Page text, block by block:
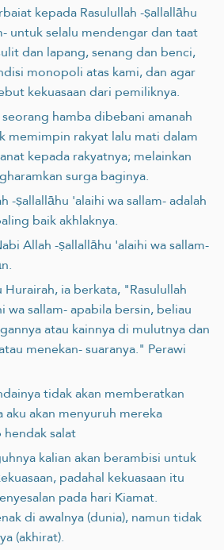
kepada Rasulullah -ṣallallāhu
untuk selalu mendengar dan taat
dan lapang, senang dan benci,
monopoli atas kami, dan agar
kekuasaan dari pemiliknya.
hamba dibebani amanah
memimpin rakyat lalu mati dalam
‎kepada rakyatnya; melainkan
surga baginya.‎
-ṣallallāhu 'alaihi wa sallam- adalah
baik akhlaknya.
Allah -ṣallallāhu 'alaihi wa sallam-
ia berkata, "Rasulullah
wa sallam- apabila bersin, beliau
atau kainnya di mulutnya dan
menekan- suaranya." Perawi
tidak akan memberatkan
aku akan menyuruh mereka
salat
kalian akan berambisi untuk
padahal kekuasaan itu
pada hari Kiamat.
di awalnya (dunia), namun tidak
(akhirat).